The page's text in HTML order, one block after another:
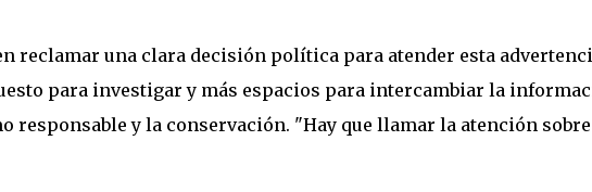
reclamar una clara decisión política para atender esta
para investigar y más espacios para intercambiar la
responsable y la conservación. "Hay que llamar la atención sobre